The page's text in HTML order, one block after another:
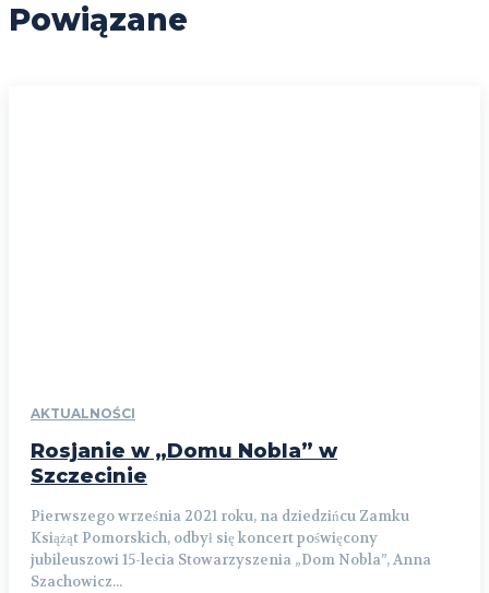
Powiązane
AKTUALNOŚCI
Rosjanie w „Domu Nobla” w
Szczecinie
Pierwszego września 2021 roku, na dziedzińcu Zamku
Książąt Pomorskich, odbył się koncert poświęcony
jubileuszowi 15-lecia Stowarzyszenia „Dom Nobla”, Anna
Szachowicz...